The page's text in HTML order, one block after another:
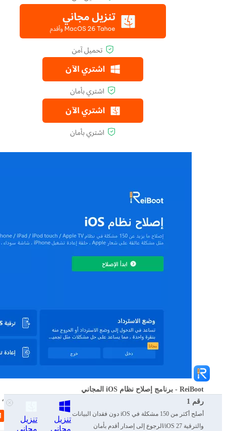
قم بتوصيل جهاز iPhone المعني بالكمبيوتر. بمجرد اكتشافه،
سيتم تقديم وضعين للإصلاح. اختر "الإصلاح القياسي".
ReiBoot - برنامج إصلاح نظام iOS المجاني
رقم 1
أصلح أكثر من 150 مشكلة في iOS دون فقدان البيانات
والترقية iOS 27/الرجوع إلى إصدار أقدم بأمان
تنزيل
مجاني
تنزيل
مجاني